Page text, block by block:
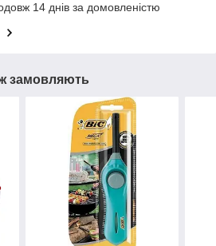
14 днів за домовленістю
замовляють